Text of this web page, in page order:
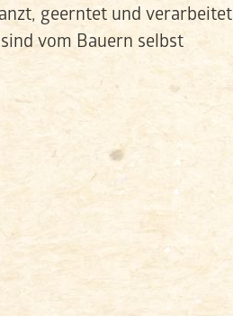
geerntet und verarbeitet
vom Bauern selbst